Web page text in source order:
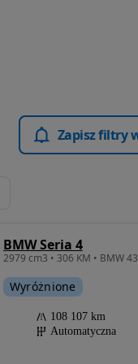
Zapisz filtry
BMW Seria 4
Wyróżnione
108 107 km
Automatyczna